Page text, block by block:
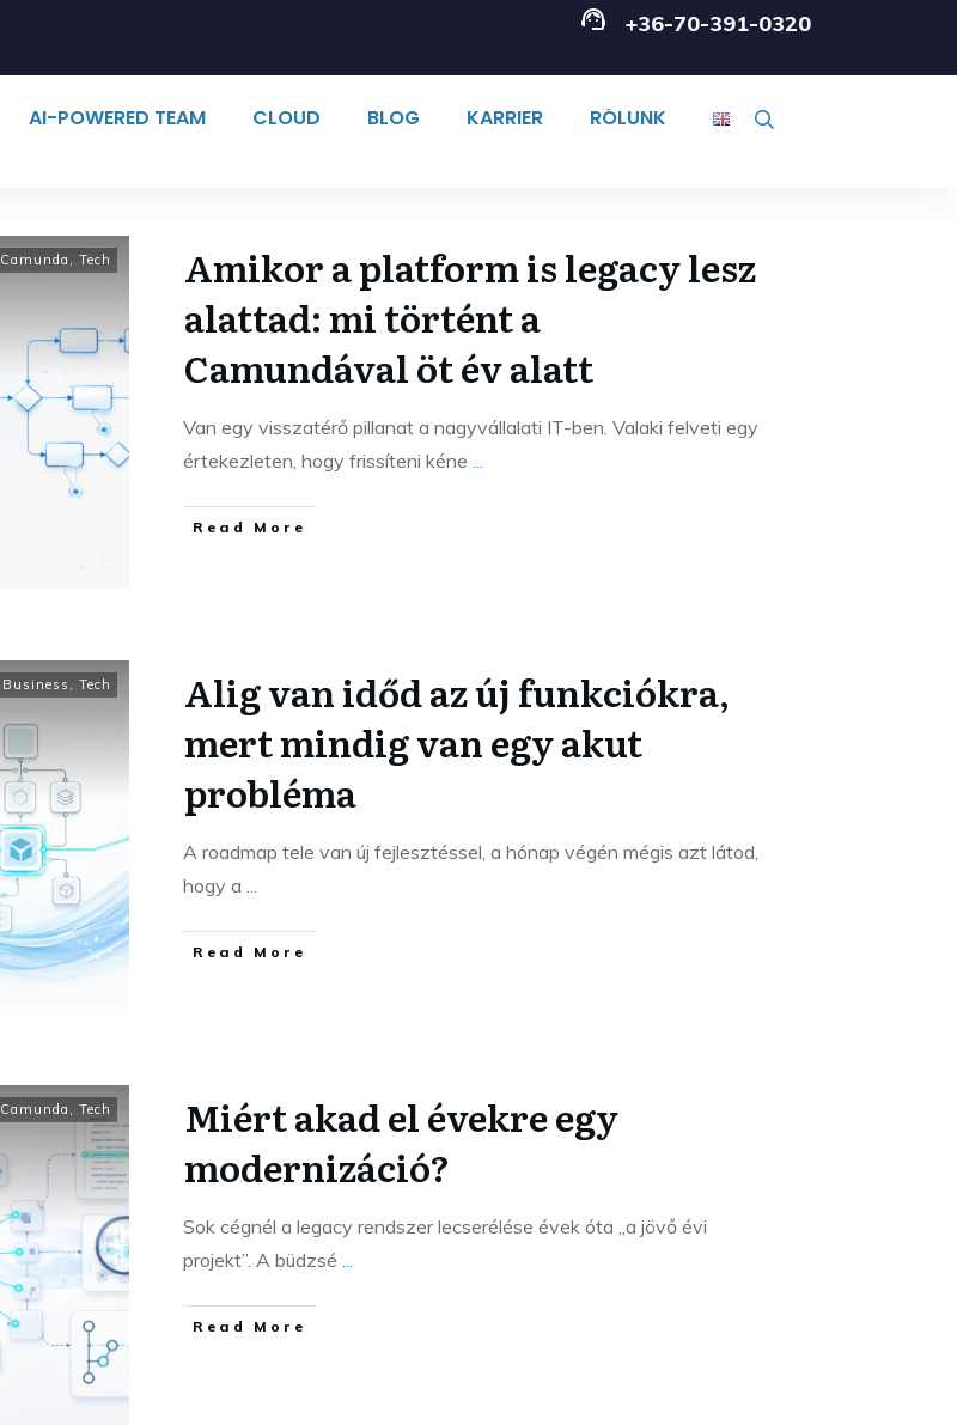
+36-70-391-0320
AI-POWERED TEAM CLOUD BLOG KARRIER RÓLUNK
Camunda , Tech
Amikor a platform is legacy lesz
alattad: mi történt a
Camundával öt év alatt
Van egy visszatérő pillanat a nagyvállalati IT-ben. Valaki felveti egy
értekezleten, hogy frissíteni kéne ...
Read More
Business , Tech
Alig van időd az új funkciókra,
mert mindig van egy akut
probléma
A roadmap tele van új fejlesztéssel, a hónap végén mégis azt látod,
hogy a ...
Read More
Camunda , Tech
Miért akad el évekre egy
modernizáció?
Sok cégnél a legacy rendszer lecserélése évek óta „a jövő évi
projekt”. A büdzsé ...
Read More